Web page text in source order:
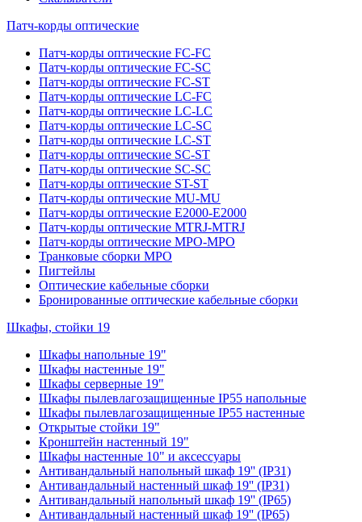
Патч-корды оптические
Патч-корды оптические FC-FC
Патч-корды оптические FC-SC
Патч-корды оптические FC-ST
Патч-корды оптические LC-FC
Патч-корды оптические LC-LC
Патч-корды оптические LC-SC
Патч-корды оптические LC-ST
Патч-корды оптические SC-ST
Патч-корды оптические SC-SC
Патч-корды оптические ST-ST
Патч-корды оптические MU-MU
Патч-корды оптические E2000-E2000
Патч-корды оптические MTRJ-MTRJ
Патч-корды оптические MPO-MPO
Транковые сборки MPO
Пигтейлы
Оптические кабельные сборки
Бронированные оптические кабельные сборки
Шкафы, стойки 19
Шкафы напольные 19"
Шкафы настенные 19"
Шкафы серверные 19"
Шкафы пылевлагозащищенные IP55 напольные
Шкафы пылевлагозащищенные IP55 настенные
Открытые стойки 19"
Кронштейн настенный 19"
Шкафы настенные 10" и аксессуары
Антивандальный напольный шкаф 19'' (IP31)
Антивандальный настенный шкаф 19'' (IP31)
Антивандальный напольный шкаф 19'' (IP65)
Антивандальный настенный шкаф 19'' (IP65)